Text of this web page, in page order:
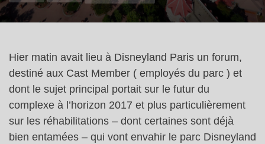
Hier matin avait lieu à Disneyland Paris un forum,
destiné aux Cast Member ( employés du parc ) et
dont le sujet principal portait sur le futur du
complexe à l’horizon 2017 et plus particulièrement
sur les réhabilitations – dont certaines sont déjà
bien entamées – qui vont envahir le parc Disneyland